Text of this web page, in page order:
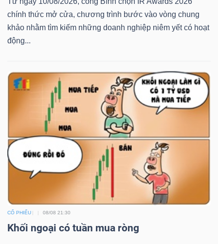
chính thức mở cửa, chương trình bước vào vòng chung
khảo nhằm tìm kiếm những doanh nghiệp niêm yết có hoạt
động...
CỔ PHIẾU 08/08 21:30
Khối ngoại có tuần mua ròng
YẾU
DÙNG
THIẾT
SÓC
KHỎE